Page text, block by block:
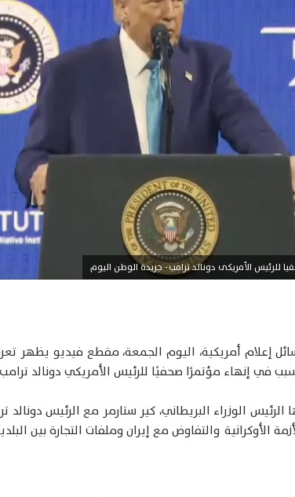
للرئيس الأمريكى دونالد ترامب - جريدة الوطن اليوم
إعلام أمريكية، اليوم الجمعة، مقطع فيديو يظهر
في إنهاء مؤتمرًا صحفيًا للرئيس الأمريكي دونالد
الوزراء البريطاني، كير ستارمر مع الرئيس
الأوكرانية والتفاوض مع إيران وملفات التجارة بين